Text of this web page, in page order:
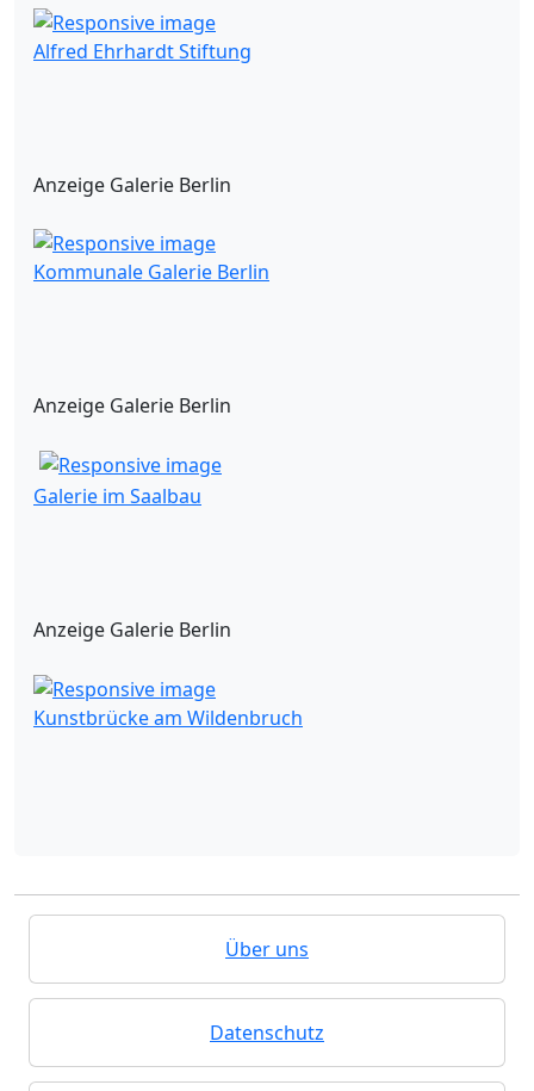
Alfred Ehrhardt Stiftung
Anzeige Galerie Berlin
Kommunale Galerie Berlin
Anzeige Galerie Berlin
Galerie im Saalbau
Anzeige Galerie Berlin
Kunstbrücke am Wildenbruch
Über uns
Datenschutz